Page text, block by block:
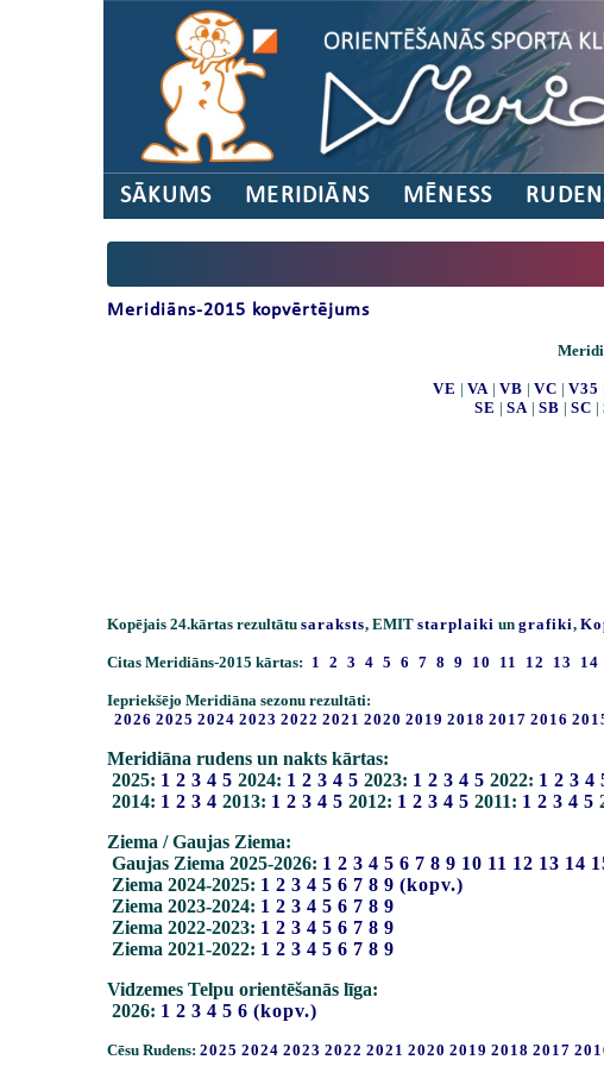
SĀKUMS MERIDIĀNS MĒNESS
Meridiāns-2015 kopvērtējums
VE | VA | VB | VC | V35
SE | SA | SB | SC |
Kopējais 24.kārtas rezultātu saraksts, EMIT starplaiki un grafiki,
Citas Meridiāns-2015 kārtas: 1 2 3 4 5 6 7 8 9 10 11 12 13 14
Iepriekšējo Meridiāna sezonu rezultāti:
2026 2025 2024 2023 2022 2021 2020 2019 2018 2017 2016
Meridiāna rudens un nakts kārtas:
2025: 1 2 3 4 5 2024: 1 2 3 4 5 2023: 1 2 3 4 5 2022: 1 2 3 4
2014: 1 2 3 4 2013: 1 2 3 4 5 2012: 1 2 3 4 5 2011: 1 2 3 4 5
Ziema / Gaujas Ziema:
Gaujas Ziema 2025-2026: 1 2 3 4 5 6 7 8 9 10 11 12 13 14
Ziema 2024-2025: 1 2 3 4 5 6 7 8 9 (kopv.)
Ziema 2023-2024: 1 2 3 4 5 6 7 8 9
Ziema 2022-2023: 1 2 3 4 5 6 7 8 9
Ziema 2021-2022: 1 2 3 4 5 6 7 8 9
Vidzemes Telpu orientēšanās līga:
2026: 1 2 3 4 5 6 (kopv.)
Cēsu Rudens: 2025 2024 2023 2022 2021 2020 2019 2018 2017